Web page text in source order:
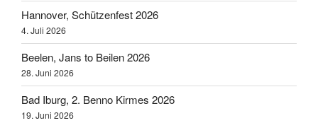
Hannover, Schützenfest 2026
4. Juli 2026
Beelen, Jans to Beilen 2026
28. Juni 2026
Bad Iburg, 2. Benno Kirmes 2026
19. Juni 2026